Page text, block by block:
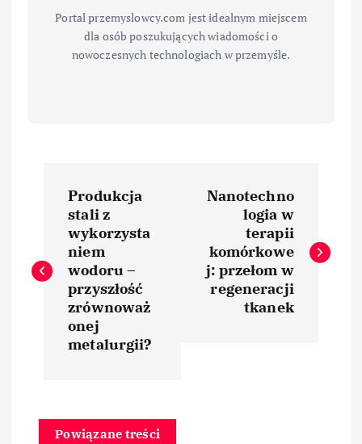
Portal przemyslowcy.com jest idealnym miejscem
dla osób poszukujących wiadomości o
nowoczesnych technologiach w przemyśle.
w
c
Produkcja
stali z
wykorzysta
niem
wodoru –
przyszłość
zrównoważ
onej
metalurgii?
Nanotechno
logia w
terapii
komórkowe
j: przełom w
regeneracji
tkanek
Powiązane treści